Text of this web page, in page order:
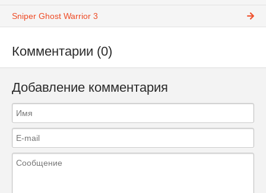
Sniper Ghost Warrior 3
Комментарии (0)
Добавление комментария